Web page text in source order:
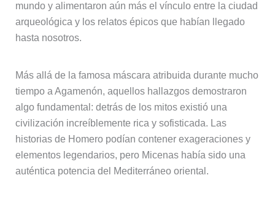
mundo y alimentaron aún más el vínculo entre la ciudad
arqueológica y los relatos épicos que habían llegado
hasta nosotros.
Más allá de la famosa máscara atribuida durante mucho
tiempo a Agamenón, aquellos hallazgos demostraron
algo fundamental: detrás de los mitos existió una
civilización increíblemente rica y sofisticada. Las
historias de Homero podían contener exageraciones y
elementos legendarios, pero Micenas había sido una
auténtica potencia del Mediterráneo oriental.